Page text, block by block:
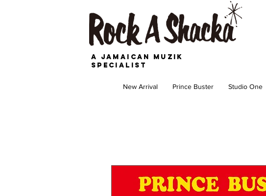
A JAMAICAN MUZIK
SPECIALIST
New Arrival Prince Buster Studio One